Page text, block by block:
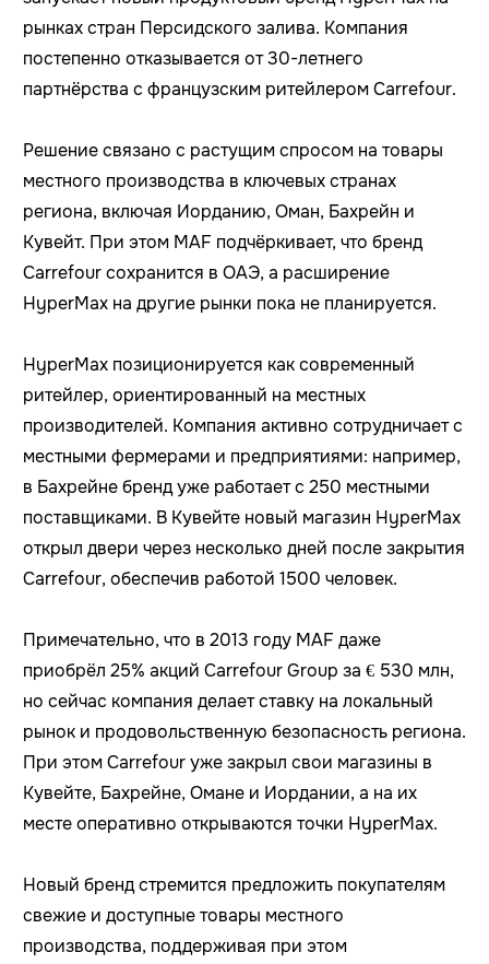
рынках стран Персидского залива. Компания
постепенно отказывается от 30-летнего
партнёрства с французским ритейлером Carrefour.
Решение связано с растущим спросом на товары
местного производства в ключевых странах
региона, включая Иорданию, Оман, Бахрейн и
Кувейт. При этом MAF подчёркивает, что бренд
Carrefour сохранится в ОАЭ, а расширение
HyperMax на другие рынки пока не планируется.
HyperMax позиционируется как современный
ритейлер, ориентированный на местных
производителей. Компания активно сотрудничает с
местными фермерами и предприятиями: например,
в Бахрейне бренд уже работает с 250 местными
поставщиками. В Кувейте новый магазин HyperMax
открыл двери через несколько дней после закрытия
Carrefour, обеспечив работой 1500 человек.
Примечательно, что в 2013 году MAF даже
приобрёл 25% акций Carrefour Group за € 530 млн,
но сейчас компания делает ставку на локальный
рынок и продовольственную безопасность региона.
При этом Carrefour уже закрыл свои магазины в
Кувейте, Бахрейне, Омане и Иордании, а на их
месте оперативно открываются точки HyperMax.
Новый бренд стремится предложить покупателям
свежие и доступные товары местного
производства, поддерживая при этом